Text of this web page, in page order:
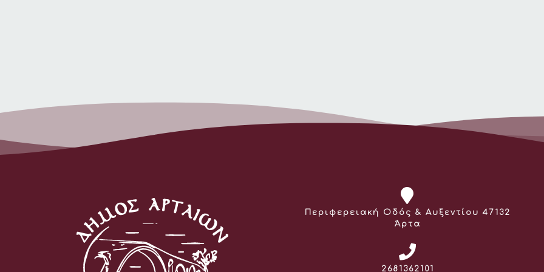
Διεύθυνση:
Περιφερειακή Οδός & Αυξεντίου 47132
Άρτα
Τηλέφωνο:
2681362101